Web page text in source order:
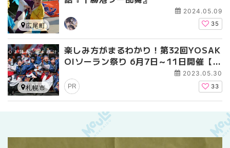
2024.05.09
35
広尾町
楽しみ方がまるわかり！第32回YOSAK
OIソーラン祭り 6月7日～11日開催【札
2023.05.30
PR 33
札幌市